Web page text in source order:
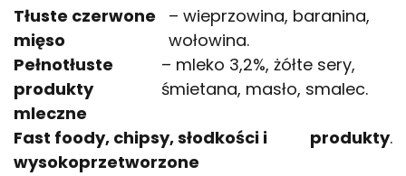
Tłuste czerwone
mięso
– wieprzowina, baranina,
wołowina.
Pełnotłuste
produkty
mleczne
– mleko 3,2%, żółte sery,
śmietana, masło, smalec.
Fast foody, chipsy, słodkości i
wysokoprzetworzone
produkty.